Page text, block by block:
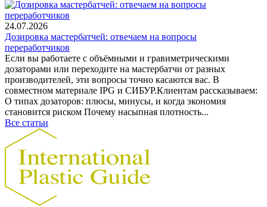
24.07.2026
Дозировка мастербатчей: отвечаем на вопросы
переработчиков
Если вы работаете с объёмными и гравиметрическими
дозаторами или переходите на мастербатчи от разных
производителей, эти вопросы точно касаются вас. В
совместном материале IPG и СИБУР.Клиентам рассказываем:
О типах дозаторов: плюсы, минусы, и когда экономия
становится риском Почему насыпная плотность...
Все статьи